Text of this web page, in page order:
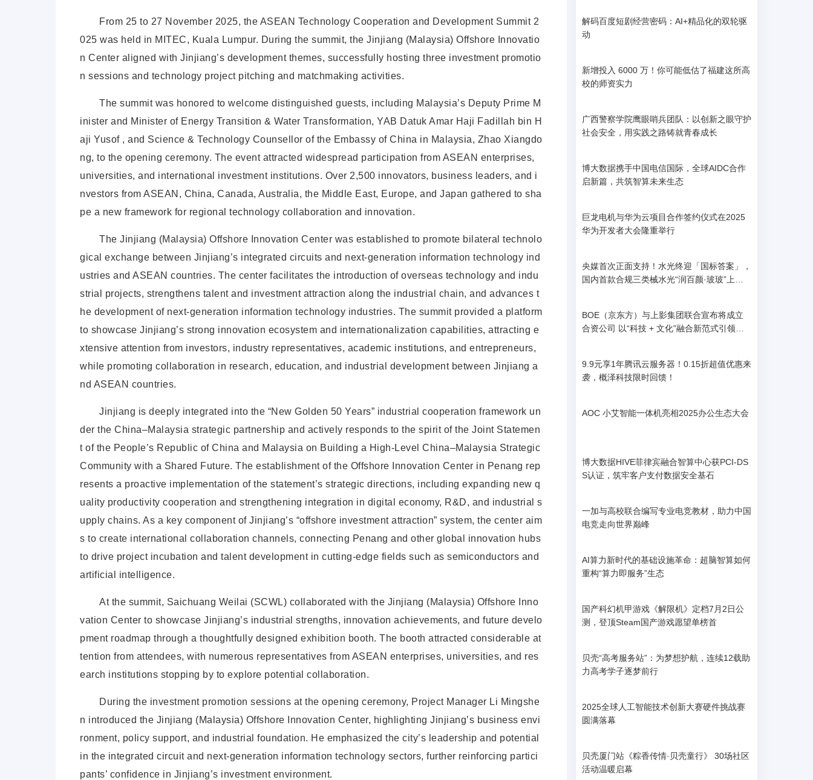
From 25 to 27 November 2025, the ASEAN Technology Cooperation and Development Summit 2
025 was held in MITEC, Kuala Lumpur. During the summit, the Jinjiang (Malaysia) Offshore Innovatio
n Center aligned with Jinjiang’s development themes, successfully hosting three investment promotio
n sessions and technology project pitching and matchmaking activities.
The summit was honored to welcome distinguished guests, including Malaysia’s Deputy Prime M
inister and Minister of Energy Transition & Water Transformation, YAB Datuk Amar Haji Fadillah bin H
aji Yusof , and Science & Technology Counsellor of the Embassy of China in Malaysia, Zhao Xiangdo
ng, to the opening ceremony. The event attracted widespread participation from ASEAN enterprises,
universities, and international investment institutions. Over 2,500 innovators, business leaders, and i
nvestors from ASEAN, China, Canada, Australia, the Middle East, Europe, and Japan gathered to sha
pe a new framework for regional technology collaboration and innovation.
The Jinjiang (Malaysia) Offshore Innovation Center was established to promote bilateral technolo
gical exchange between Jinjiang’s integrated circuits and next-generation information technology ind
ustries and ASEAN countries. The center facilitates the introduction of overseas technology and indu
strial projects, strengthens talent and investment attraction along the industrial chain, and advances t
he development of next-generation information technology industries. The summit provided a platform
to showcase Jinjiang’s strong innovation ecosystem and internationalization capabilities, attracting e
xtensive attention from investors, industry representatives, academic institutions, and entrepreneurs,
while promoting collaboration in research, education, and industrial development between Jinjiang a
nd ASEAN countries.
Jinjiang is deeply integrated into the “New Golden 50 Years” industrial cooperation framework un
der the China–Malaysia strategic partnership and actively responds to the spirit of the Joint Statemen
t of the People’s Republic of China and Malaysia on Building a High-Level China–Malaysia Strategic
Community with a Shared Future. The establishment of the Offshore Innovation Center in Penang rep
resents a proactive implementation of the statement’s strategic directions, including expanding new q
uality productivity cooperation and strengthening integration in digital economy, R&D, and industrial s
upply chains. As a key component of Jinjiang’s “offshore investment attraction” system, the center aim
s to create international collaboration channels, connecting Penang and other global innovation hubs
to drive project incubation and talent development in cutting-edge fields such as semiconductors and
artificial intelligence.
At the summit, Saichuang Weilai (SCWL) collaborated with the Jinjiang (Malaysia) Offshore Inno
vation Center to showcase Jinjiang’s industrial strengths, innovation achievements, and future develo
pment roadmap through a thoughtfully designed exhibition booth. The booth attracted considerable at
tention from attendees, with numerous representatives from ASEAN enterprises, universities, and res
earch institutions stopping by to explore potential collaboration.
During the investment promotion sessions at the opening ceremony, Project Manager Li Mingshe
n introduced the Jinjiang (Malaysia) Offshore Innovation Center, highlighting Jinjiang’s business envi
ronment, policy support, and industrial foundation. He emphasized the city’s leadership and potential
in the integrated circuit and next-generation information technology sectors, further reinforcing partici
pants’ confidence in Jinjiang’s investment environment.
解码百度短剧经营密码：AI+精品化的双轮驱
动
新增投入 6000 万！你可能低估了福建这所高
校的师资实力
广西警察学院鹰眼哨兵团队：以创新之眼守护
社会安全，用实践之路铸就青春成长
博大数据携手中国电信国际，全球AIDC合作
启新篇，共筑智算未来生态
巨龙电机与华为云项目合作签约仪式在2025
华为开发者大会隆重举行
央媒首次正面支持！水光终迎「国标答案」，
国内首款合规三类械水光“润百颜·玻玻”上
BOE（京东方）与上影集团联合宣布将成立
合资公司 以“科技 + 文化”融合新范式引领电
9.9元享1年腾讯云服务器！0.15折超值优惠来
袭，概泽科技限时回馈！
AOC 小艾智能一体机亮相2025办公生态大会
博大数据HIVE菲律宾融合智算中心获PCI-DS
S认证，筑牢客户支付数据安全基石
一加与高校联合编写专业电竞教材，助力中国
电竞走向世界巅峰
AI算力新时代的基础设施革命：超脑智算如何
重构“算力即服务”生态
国产科幻机甲游戏《解限机》定档7月2日公
测，登顶Steam国产游戏愿望单榜首
贝壳“高考服务站”：为梦想护航，连续12载助
力高考学子逐梦前行
2025全球人工智能技术创新大赛硬件挑战赛
圆满落幕
贝壳厦门站《粽香传情·贝壳童行》 30场社区
活动温暖启幕